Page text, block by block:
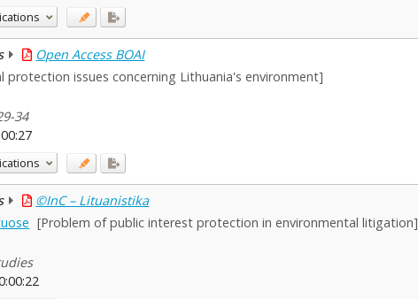
Open Access BOAI
protection issues concerning Lithuania's environment]
34
©InC – Lituanistika
[Problem of public interest protection in environmental litigation]